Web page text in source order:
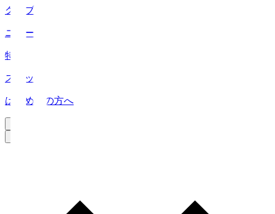
クラブ
ニュース
特集
スタッツ
はじめての方へ